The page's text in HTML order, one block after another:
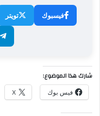
فيسبوك تويتر
شارك هذا الموضوع:
فيس بوك X